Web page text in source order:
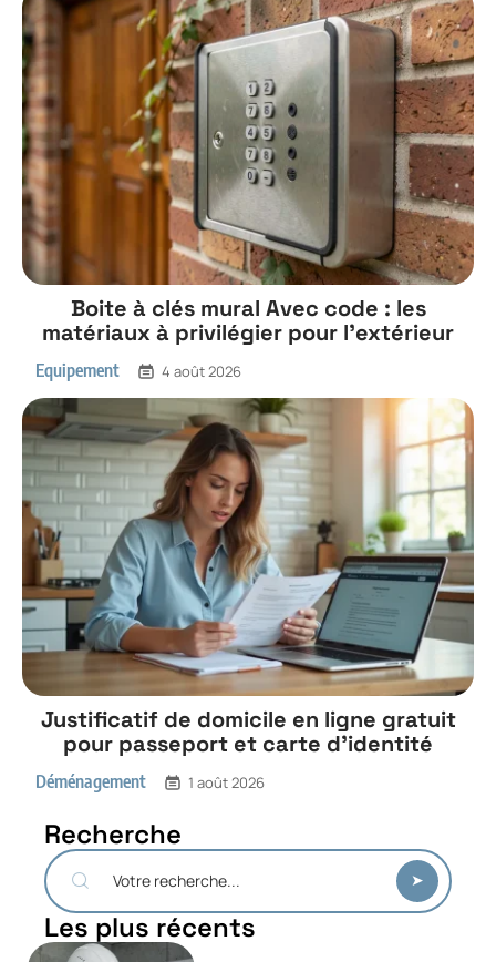
Boite à clés mural Avec code : les
matériaux à privilégier pour l’extérieur
Equipement 4 août 2026
Justificatif de domicile en ligne gratuit
pour passeport et carte d’identité
Déménagement 1 août 2026
Recherche
Les plus récents